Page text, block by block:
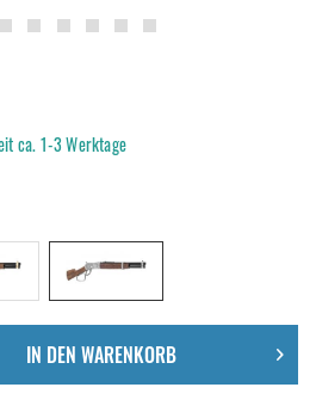
ca. 1-3 Werktage
IN DEN WARENKORB